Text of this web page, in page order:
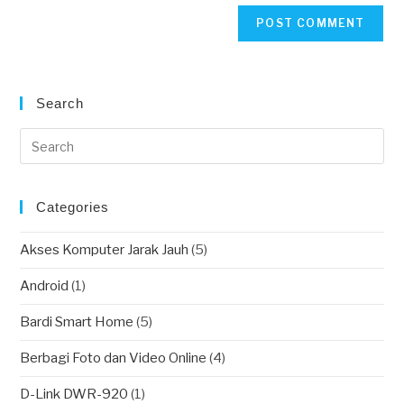
Search
Categories
Akses Komputer Jarak Jauh (5)
Android (1)
Bardi Smart Home (5)
Berbagi Foto dan Video Online (4)
D-Link DWR-920 (1)